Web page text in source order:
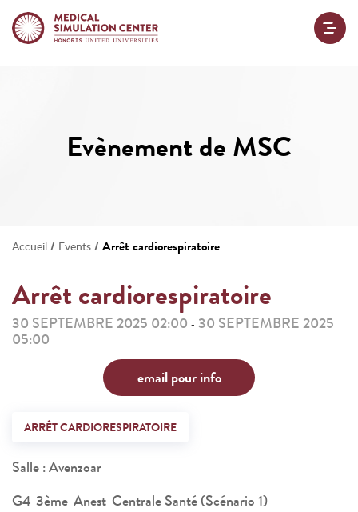
Evènement de MSC
Accueil / Events /Arrêt cardiorespiratoire
Arrêt cardiorespiratoire
30 SEPTEMBRE 2025 02:00 - 30 SEPTEMBRE 2025
05:00
email pour info
ARRÊT CARDIORESPIRATOIRE
Salle : Avenzoar
G4-3ème-Anest-Centrale Santé (Scénario 1)